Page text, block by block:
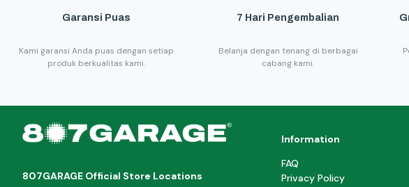
Garansi Puas
Kami garansi Anda puas dengan setiap
produk berkualitas kami.
7 Hari Pengembalian
Belanja dengan tenang di berbagai
cabang kami.
807GARAGE Official Store Locations
Information
FAQ
Privacy Policy